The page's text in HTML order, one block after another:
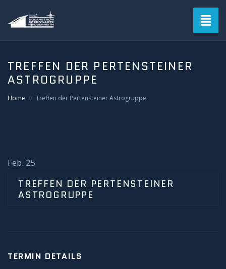
Verein
Astrofotografie
Mitgliederbereich
TREFFEN DER PERTENSTEINER
ASTROGRUPPE
Home Treffen der Pertensteiner Astrogruppe
Feb. 25
TREFFEN DER PERTENSTEINER
ASTROGRUPPE
TERMIN DETAILS